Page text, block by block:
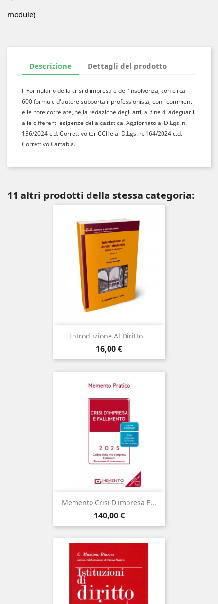
module)
Descrizione Dettagli del prodotto
Il Formulario della crisi d'impresa e dell'insolvenza, con circa
600 formule d'autore supporta il professionista, con i commenti
e le note correlate, nella redazione degli atti, al fine di adeguarli
alle differenti esigenze della casistica. Aggiornato al D.Lgs. n.
136/2024 c.d. Correttivo ter CCII e al D.Lgs. n. 164/2024 c.d.
Correttivo Cartabia.
11 altri prodotti della stessa categoria:
Introduzione Al Diritto...
Prezzo
16,00 €
Memento Crisi D'impresa E...
Prezzo
140,00 €